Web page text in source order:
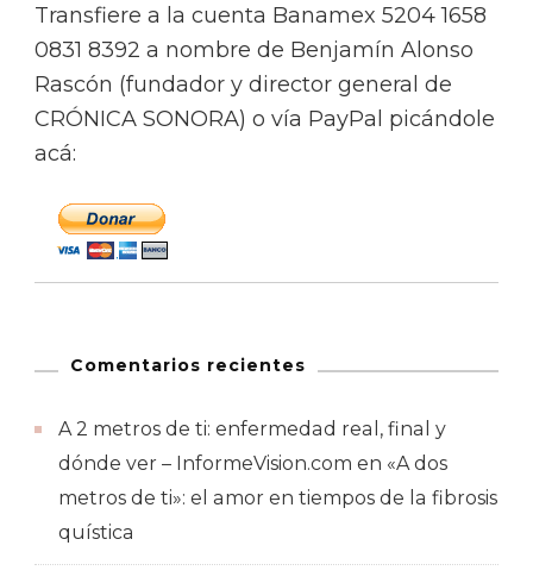
Transfiere a la cuenta Banamex 5204 1658
0831 8392 a nombre de Benjamín Alonso
Rascón (fundador y director general de
CRÓNICA SONORA) o vía PayPal picándole
acá:
Comentarios recientes
A 2 metros de ti: enfermedad real, final y
dónde ver – InformeVision.com en «A dos
metros de ti»: el amor en tiempos de la fibrosis
quística